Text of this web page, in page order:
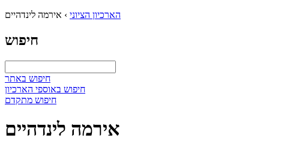
הארכיון הציוני › אירמה לינדהיים
חיפוש
חיפוש באתר
חיפוש באוספי הארכיון
חיפוש מתקדם
אירמה לינדהיים